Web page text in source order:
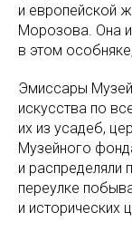
и европейской
Морозова. Она
в этом
Эмиссары
искусства по
их из усадеб,
Музейного
и
переулке
и исторических